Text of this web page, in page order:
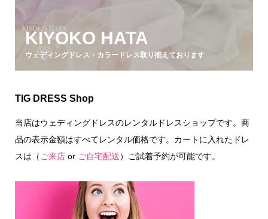
KIYOKO HATA
ウェディングドレス・カラードレス取り揃えております
TIG DRESS Shop
当店はウェディングドレスのレンタルドレスショップです。商
品の表示金額はすべてレンタル価格です。カートに入れたドレ
スは（ご来店or ご自宅配送）ご試着予約が可能です。